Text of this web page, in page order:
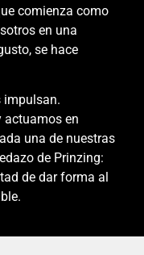
comienza como
en una
se hace
impulsan.
actuamos en
una de nuestras
de Prinzing:
de dar forma al